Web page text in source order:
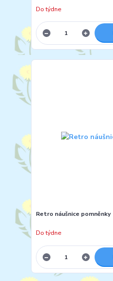
Do týdne
Retro náušnice pomněnky
Do týdne